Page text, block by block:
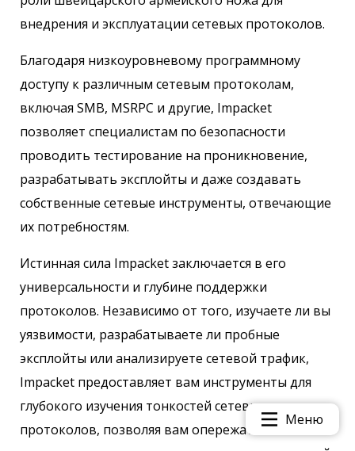
внедрения и эксплуатации сетевых протоколов.
Благодаря низкоуровневому программному
доступу к различным сетевым протоколам,
включая SMB, MSRPC и другие, Impacket
позволяет специалистам по безопасности
проводить тестирование на проникновение,
разрабатывать эксплойты и даже создавать
собственные сетевые инструменты, отвечающие
их потребностям.
Истинная сила Impacket заключается в его
универсальности и глубине поддержки
протоколов. Независимо от того, изучаете ли вы
уязвимости, разрабатываете ли пробные
эксплойты или анализируете сетевой трафик,
Impacket предоставляет вам инструменты для
глубокого изучения тонкостей сетевых
протоколов, позволяя вам опережать
Меню